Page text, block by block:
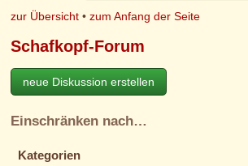
zur Übersicht •zum Anfang der Seite
Schafkopf-Forum
neue Diskussion erstellen
Einschränken nach…
Kategorien